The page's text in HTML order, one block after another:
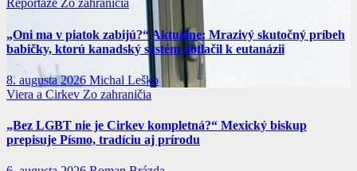
Reportáže Zo zahraničia
„Oni ma v piatok zabijú?“ Aktuálne: Mrazivý skutočný príbeh
babičky, ktorú kanadský systém dotlačil k eutanázii
8. augusta 2026 Michal Leško
Viera a Cirkev Zo zahraničia
„Bez LGBT nie je Cirkev kompletná?“ Mexický biskup
prepisuje Písmo, tradíciu aj prírodu